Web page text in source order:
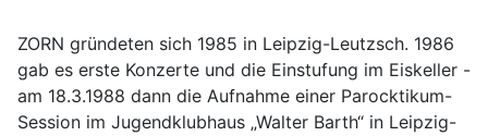
ZORN gründeten sich 1985 in Leipzig-Leutzsch. 1986
gab es erste Konzerte und die Einstufung im Eiskeller -
am 18.3.1988 dann die Aufnahme einer Parocktikum-
Session im Jugendklubhaus „Walter Barth“ in Leipzig-